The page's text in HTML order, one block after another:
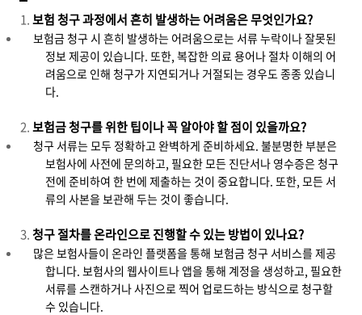
보험 청구 과정에서 흔히 발생하는 어려움은 무엇인가요?
보험금 청구 시 흔히 발생하는 어려움으로는 서류 누락이나 잘못된
정보 제공이 있습니다. 또한, 복잡한 의료 용어나 절차 이해의 어
려움으로 인해 청구가 지연되거나 거절되는 경우도 종종 있습니
다.
보험금 청구를 위한 팁이나 꼭 알아야 할 점이 있을까요?
청구 서류는 모두 정확하고 완벽하게 준비하세요. 불분명한 부분은
보험사에 사전에 문의하고, 필요한 모든 진단서나 영수증은 청구
전에 준비하여 한 번에 제출하는 것이 중요합니다. 또한, 모든 서
류의 사본을 보관해 두는 것이 좋습니다.
청구 절차를 온라인으로 진행할 수 있는 방법이 있나요?
많은 보험사들이 온라인 플랫폼을 통해 보험금 청구 서비스를 제공
합니다. 보험사의 웹사이트나 앱을 통해 계정을 생성하고, 필요한
서류를 스캔하거나 사진으로 찍어 업로드하는 방식으로 청구할
수 있습니다.